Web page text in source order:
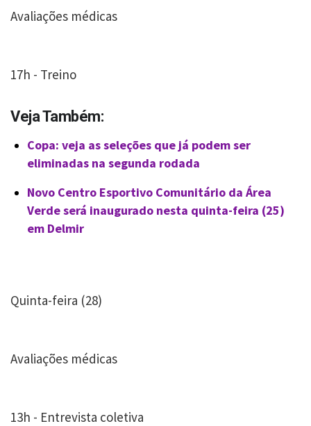
Avaliações médicas
17h - Treino
Veja Também:
Copa: veja as seleções que já podem ser
eliminadas na segunda rodada
Novo Centro Esportivo Comunitário da Área
Verde será inaugurado nesta quinta-feira (25)
em Delmir
Quinta-feira (28)
Avaliações médicas
13h - Entrevista coletiva